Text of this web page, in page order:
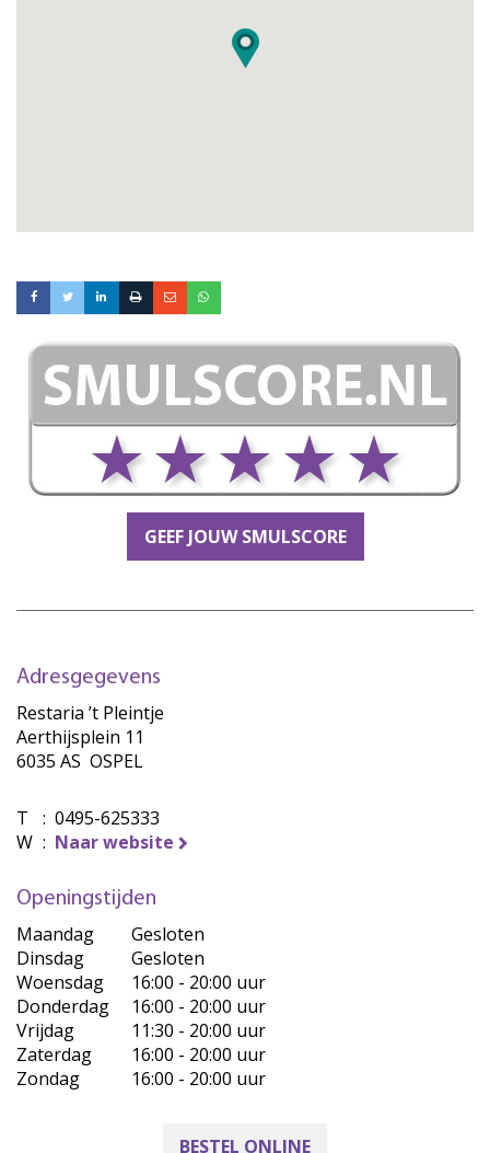
GEEF JOUW SMULSCORE
Adresgegevens
Restaria ’t Pleintje
Aerthijsplein 11
6035 AS OSPEL
T : 0495-625333
W : Naar website
Openingstijden
Maandag
Gesloten
Dinsdag
Gesloten
Woensdag
16:00 - 20:00 uur
Donderdag
16:00 - 20:00 uur
Vrijdag
11:30 - 20:00 uur
Zaterdag
16:00 - 20:00 uur
Zondag
16:00 - 20:00 uur
BESTEL ONLINE